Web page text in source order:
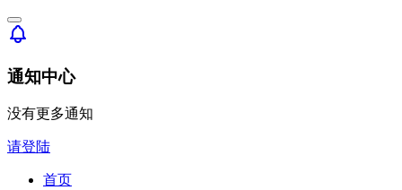
通知中心
没有更多通知
请登陆
首页